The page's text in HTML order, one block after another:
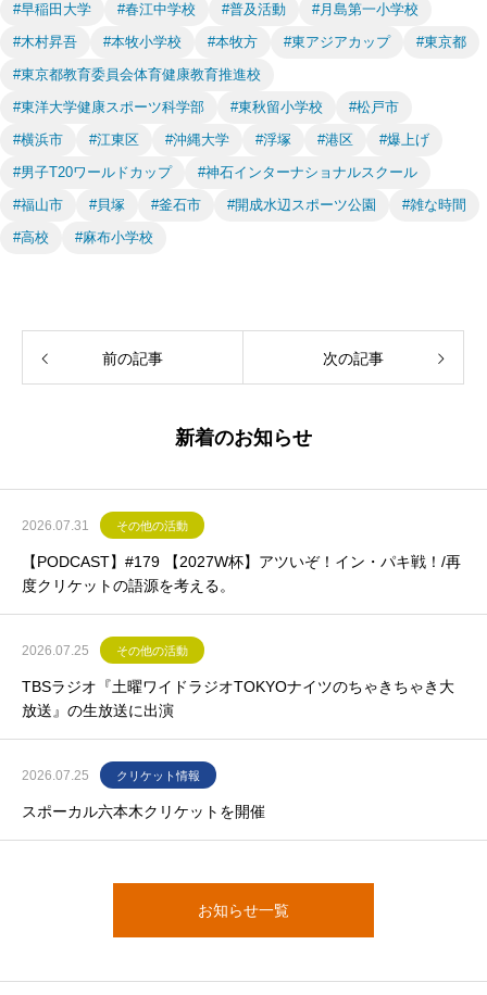
#早稲田大学
#春江中学校 #普及活動
#月島第一小学校
#木村昇吾
#本牧小学校 #本牧方 #東アジアカップ
#東京都
#東京都教育委員会体育健康教育推進校
#東洋大学健康スポーツ科学部
#東秋留小学校
#松戸市
#横浜市
#江東区 #沖縄大学 #浮塚 #港区
#爆上げ
#男子T20ワールドカップ
#神石インターナショナルスクール
#福山市
#貝塚 #釜石市 #開成水辺スポーツ公園
#雑な時間
#高校
#麻布小学校
前の記事 次の記事
新着のお知らせ
2026.07.31 その他の活動
【PODCAST】#179 【2027W杯】アツいぞ！イン・パキ戦！/再
度クリケットの語源を考える。
2026.07.25 その他の活動
TBSラジオ『土曜ワイドラジオTOKYOナイツのちゃきちゃき大
放送』の生放送に出演
2026.07.25 クリケット情報
スポーカル六本木クリケットを開催
お知らせ一覧